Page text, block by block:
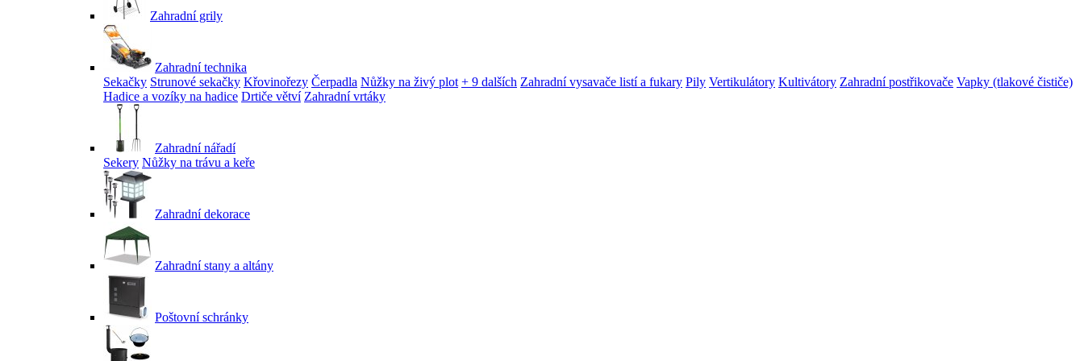
Zahradní grily
Zahradní technika
Sekačky Strunové sekačky Křovinořezy Čerpadla Nůžky na živý plot + 9 dalších Zahradní vysavače listí a fukary Pily Vertikulátory Kultivátory Zahradní postřikovače Vapky (tlakové čističe)
Hadice a vozíky na hadice Drtiče větví Zahradní vrtáky
Zahradní nářadí
Sekery Nůžky na trávu a keře
Zahradní dekorace
Zahradní stany a altány
Poštovní schránky